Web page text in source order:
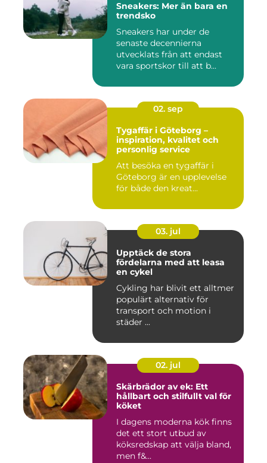
Sneakers: Mer än bara en
trendsko
Sneakers har under de
senaste decennierna
utvecklats från att endast
vara sportskor till att b...
02. sep
Tygaffär i Göteborg –
inspiration, kvalitet och
personlig service
Att besöka en tygaffär i
Göteborg är en upplevelse
för både den kreat...
03. jul
Upptäck de stora
fördelarna med att leasa
en cykel
Cykling har blivit ett alltmer
populärt alternativ för
transport och motion i
städer ...
02. jul
Skärbrädor av ek: Ett
hållbart och stilfullt val för
köket
I dagens moderna kök finns
det ett stort utbud av
köksredskap att välja bland,
men f&...